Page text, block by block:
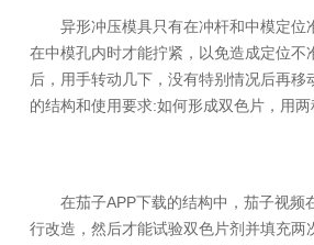
异形冲压模具只有在冲杆和中模定位准
在中模孔内时才能拧紧，以免造成定位不
后，用手转动几下，没有特别情况后再移
的结构和使用要求:如何形成双色片，用两
在茄子APP下载的结构中，茄子视频
行改造，然后才能试验双色片剂并填充两